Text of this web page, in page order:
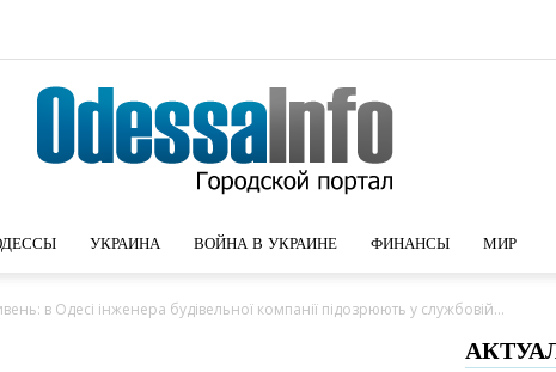
УКРАИНА ВОЙНА В УКРАИНЕ ФИНАНСЫ МИР
в Одесі інженера будівельної компанії підозрюють у службовій...